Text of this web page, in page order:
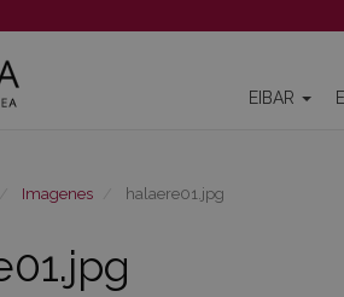
EIBAR
Imagenes halaere01.jpg